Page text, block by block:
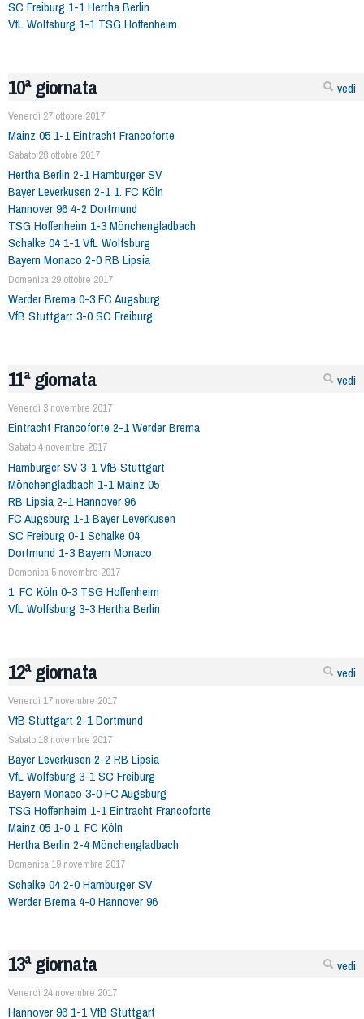
SC Freiburg 1-1 Hertha Berlin
VfL Wolfsburg 1-1 TSG Hoffenheim
vedi
10ª giornata
Venerdì 27 ottobre 2017
Mainz 05 1-1 Eintracht Francoforte
Sabato 28 ottobre 2017
Hertha Berlin 2-1 Hamburger SV
Bayer Leverkusen 2-1 1. FC Köln
Hannover 96 4-2 Dortmund
TSG Hoffenheim 1-3 Mönchengladbach
Schalke 04 1-1 VfL Wolfsburg
Bayern Monaco 2-0 RB Lipsia
Domenica 29 ottobre 2017
Werder Brema 0-3 FC Augsburg
VfB Stuttgart 3-0 SC Freiburg
vedi
11ª giornata
Venerdì 3 novembre 2017
Eintracht Francoforte 2-1 Werder Brema
Sabato 4 novembre 2017
Hamburger SV 3-1 VfB Stuttgart
Mönchengladbach 1-1 Mainz 05
RB Lipsia 2-1 Hannover 96
FC Augsburg 1-1 Bayer Leverkusen
SC Freiburg 0-1 Schalke 04
Dortmund 1-3 Bayern Monaco
Domenica 5 novembre 2017
1. FC Köln 0-3 TSG Hoffenheim
VfL Wolfsburg 3-3 Hertha Berlin
vedi
12ª giornata
Venerdì 17 novembre 2017
VfB Stuttgart 2-1 Dortmund
Sabato 18 novembre 2017
Bayer Leverkusen 2-2 RB Lipsia
VfL Wolfsburg 3-1 SC Freiburg
Bayern Monaco 3-0 FC Augsburg
TSG Hoffenheim 1-1 Eintracht Francoforte
Mainz 05 1-0 1. FC Köln
Hertha Berlin 2-4 Mönchengladbach
Domenica 19 novembre 2017
Schalke 04 2-0 Hamburger SV
Werder Brema 4-0 Hannover 96
vedi
13ª giornata
Venerdì 24 novembre 2017
Hannover 96 1-1 VfB Stuttgart